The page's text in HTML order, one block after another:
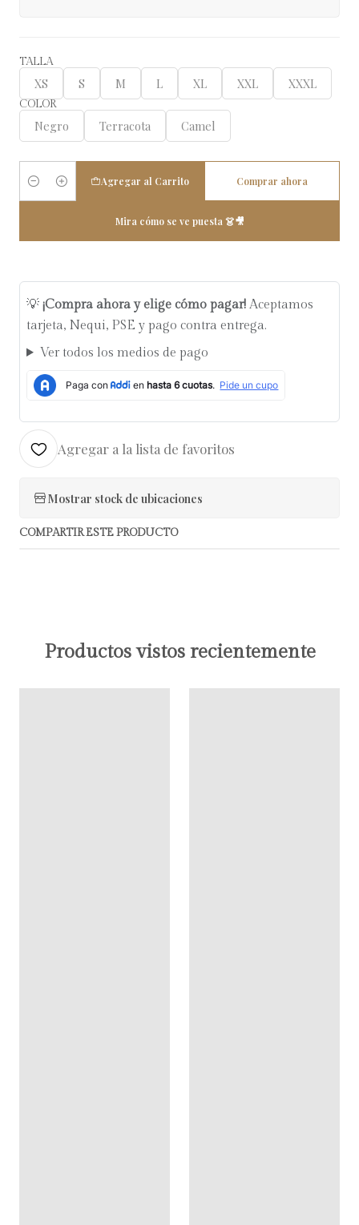
TALLA
XS S M L XL XXL XXXL
COLOR
Negro Terracota Camel
Cantidad
Agregar al Carrito Comprar ahora
Mira cómo se ve puesta 👗🎥
💡 ¡Compra ahora y elige cómo pagar! Aceptamos
tarjeta, Nequi, PSE y pago contra entrega.
Ver todos los medios de pago
Agregar a la lista de favoritos
Mostrar stock de ubicaciones
COMPARTIR ESTE PRODUCTO
Productos vistos recientemente